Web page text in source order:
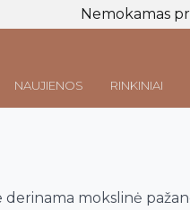
Nemokamas
NAUJIENOS RINKINIAI
mokslinė